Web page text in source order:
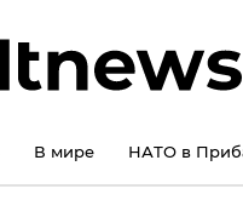
В мире НАТО в